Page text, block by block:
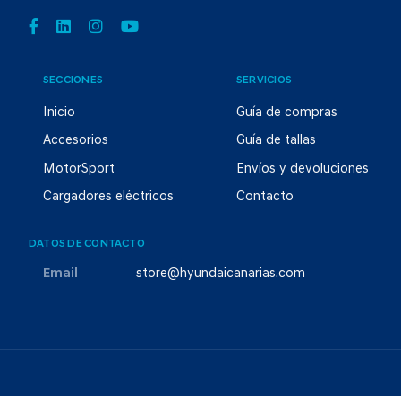
SECCIONES
Inicio
Accesorios
MotorSport
Cargadores eléctricos
SERVICIOS
Guía de compras
Guía de tallas
Envíos y devoluciones
Contacto
DATOS DE CONTACTO
Email store@hyundaicanarias.com